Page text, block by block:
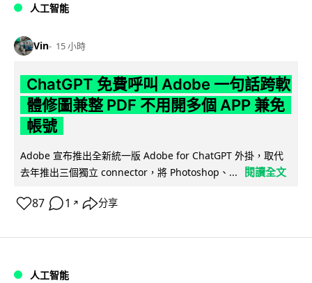
人工智能
Vin 15 小時
ChatGPT 免費呼叫 Adobe 一句話跨軟
體修圖兼整 PDF 不用開多個 APP 兼免
帳號
Adobe 宣布推出全新統一版 Adobe for ChatGPT 外掛，取代
去年推出三個獨立 connector，將 Photoshop、...
閱讀全文
87 1 ↗ 分享
人工智能